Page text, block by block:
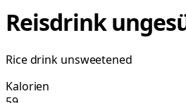
Reisdrink
Rice drink unsweetened
Kalorien